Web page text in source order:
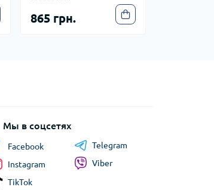
865 грн.
Мы в соцсетях
Facebook
Instagram
TikTok
Telegram
Viber